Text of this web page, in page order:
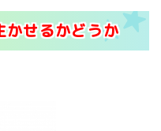
かせるかどうか